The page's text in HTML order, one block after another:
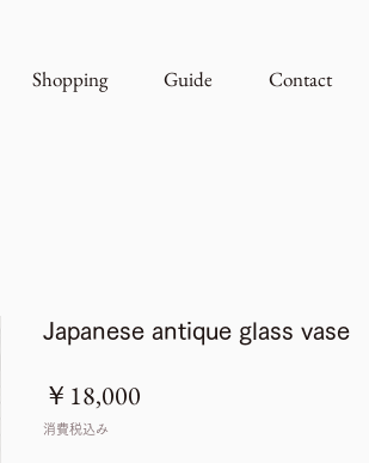
Shopping Guide Contact
Japanese antique glass vase
￥18,000
消費税込み